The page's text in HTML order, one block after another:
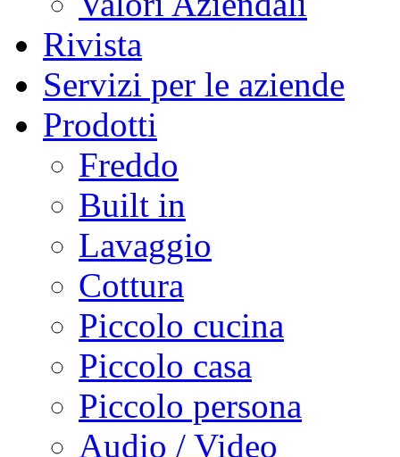
Rivista
Servizi per le aziende
Prodotti
Freddo
Built in
Lavaggio
Cottura
Piccolo cucina
Piccolo casa
Piccolo persona
Audio / Video